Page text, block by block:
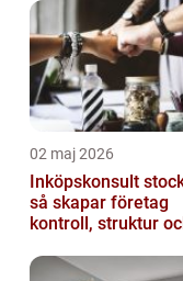
02 maj 2026
Inköpskonsult
så skapar företag
kontroll, struktur